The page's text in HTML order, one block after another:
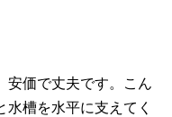
安価で丈夫です。こん
槽を水平に支えてく